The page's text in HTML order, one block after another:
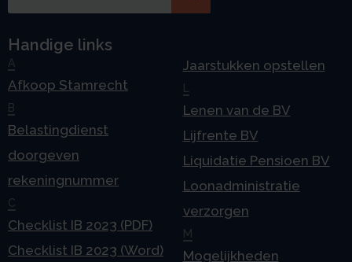
Handige links
A
Afkoop Stamrecht
B
Belastingdienst
doorgeven
rekeningnummer
C
Checklist IB 2023 (PDF)
Checklist IB 2023 (Word)
Jaarstukken opstellen
Lenen van de BV
Lijfrente BV
Liquidatie Pensioen BV
Loonadministratie
verzorgen
M
Mogelijkheden